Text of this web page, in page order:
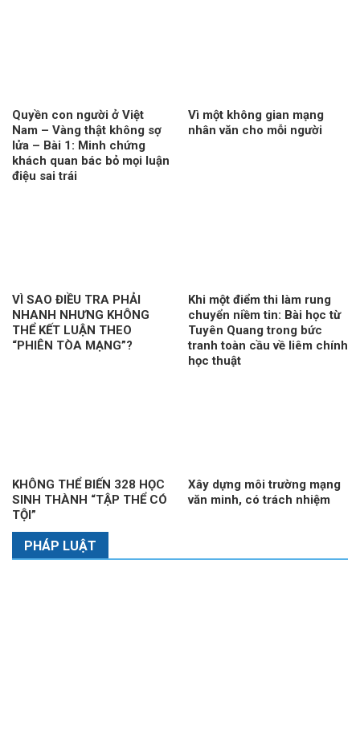
Quyền con người ở Việt
Nam – Vàng thật không sợ
lửa – Bài 1: Minh chứng
khách quan bác bỏ mọi luận
điệu sai trái
Vì một không gian mạng
nhân văn cho mỗi người
VÌ SAO ĐIỀU TRA PHẢI
NHANH NHƯNG KHÔNG
THỂ KẾT LUẬN THEO
“PHIÊN TÒA MẠNG”?
Khi một điểm thi làm rung
chuyển niềm tin: Bài học từ
Tuyên Quang trong bức
tranh toàn cầu về liêm chính
học thuật
KHÔNG THỂ BIẾN 328 HỌC
SINH THÀNH “TẬP THỂ CÓ
TỘI”
Xây dựng môi trường mạng
văn minh, có trách nhiệm
PHÁP LUẬT